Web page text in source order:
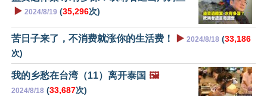
▶️ 2024/8/19 (35,296次)
苦日子来了，不消费就涨你的生活费！ ▶️ 2024/8/18 (33,186
次)
我的乡愁在台湾（11）离开泰国 🖼️
2024/8/18 (33,687次)